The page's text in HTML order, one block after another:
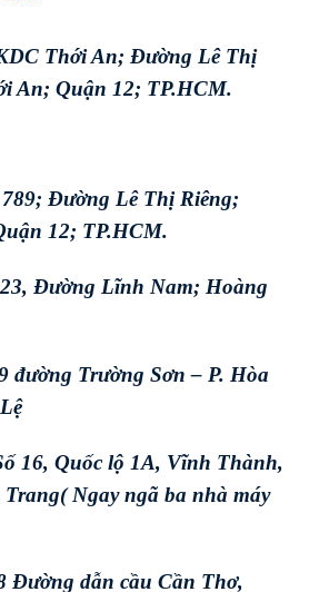
Thới An; Đường Lê Thị
An; Quận 12; TP.HCM.
Đường Lê Thị Riêng;
12; TP.HCM.
Đường Lĩnh Nam; Hoàng
đường Trường Sơn – P. Hòa
16, Quốc lộ 1A, Vĩnh Thành,
Ngay ngã ba nhà máy
Đường dẫn cầu Cần Thơ,